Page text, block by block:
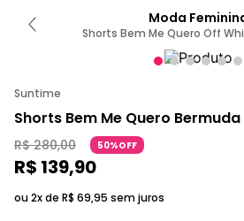
Moda
Shorts Bem Me Quero Off
Suntime
Shorts Bem Me Quero
R$ 280,00 50%OFF
R$ 139,90
ou 2x de R$ 69,95 sem juros